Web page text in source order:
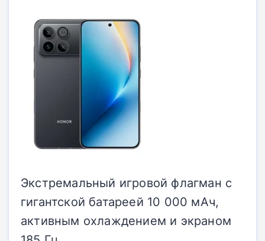
Экстремальный игровой флагман с
гигантской батареей 10 000 мАч,
активным охлаждением и экраном